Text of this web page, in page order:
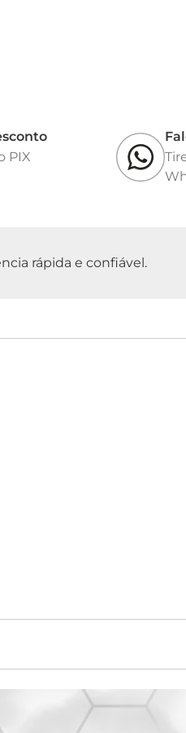
PIX
rápida e confiável.